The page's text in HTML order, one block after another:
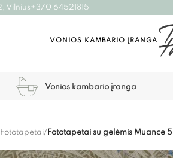
Vilnius +370 64521815
VONIOS KAMBARIO ĮRANGA
Vonios kambario įranga
Fototapetai/ Fototapetai su gelėmis Muance